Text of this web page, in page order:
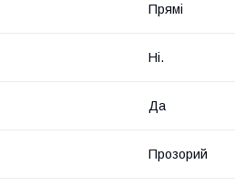
Прямі
Ні.
Да
Прозорий